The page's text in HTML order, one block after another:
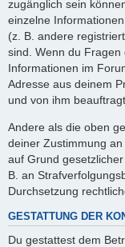
zugänglich sein
einzelne
(z. B. andere
sind. Wenn du
Informationen im
Adresse aus deinem
und von ihm
Andere als die oben
deiner Zustimmung
auf Grund
B. an
Durchsetzung
GESTATTUNG DER
Du gestattest dem